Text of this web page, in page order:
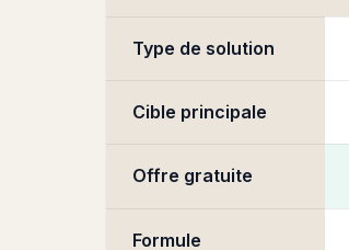
Type de solution
Cible principale
Offre gratuite
Formule